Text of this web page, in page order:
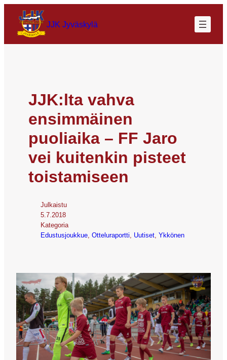
JJK Jyväskylä
JJK:lta vahva
ensimmäinen
puoliaika – FF Jaro
vei kuitenkin pisteet
toistamiseen
Julkaistu
5.7.2018
Kategoria
Edustusjoukkue Otteluraportti Uutiset Ykkönen